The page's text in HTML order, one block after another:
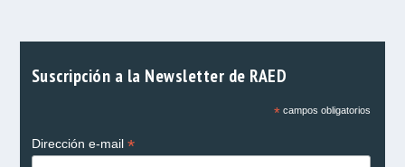
Suscripción a la Newsletter de RAED
*campos obligatorios
Dirección e-mail *